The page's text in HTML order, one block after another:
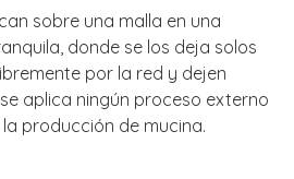
sobre una malla en una
donde se los deja solos
por la red y dejen
aplica ningún proceso externo
producción de mucina.